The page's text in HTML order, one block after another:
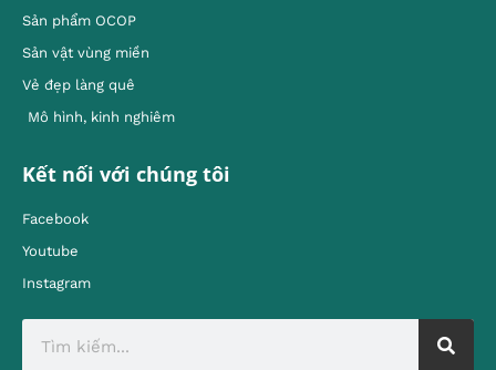
Sản phẩm OCOP
Sản vật vùng miền
Vẻ đẹp làng quê
Mô hình, kinh nghiêm
Kết nối với chúng tôi
Facebook
Youtube
Instagram